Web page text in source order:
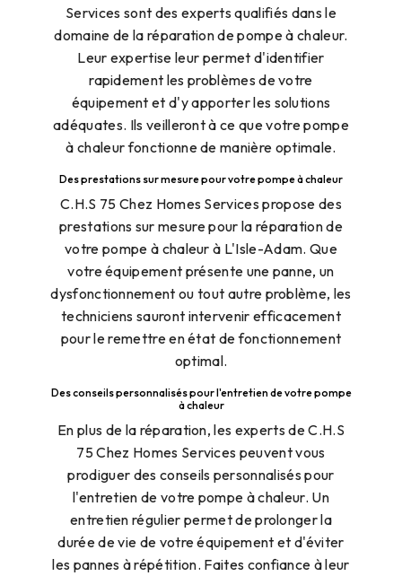
Services sont des experts qualifiés dans le
domaine de la réparation de pompe à chaleur.
Leur expertise leur permet d'identifier
rapidement les problèmes de votre
équipement et d'y apporter les solutions
adéquates. Ils veilleront à ce que votre pompe
à chaleur fonctionne de manière optimale.
Des prestations sur mesure pour votre pompe à chaleur
C.H.S 75 Chez Homes Services propose des
prestations sur mesure pour la réparation de
votre pompe à chaleur à L'Isle-Adam. Que
votre équipement présente une panne, un
dysfonctionnement ou tout autre problème, les
techniciens sauront intervenir efficacement
pour le remettre en état de fonctionnement
optimal.
Des conseils personnalisés pour l'entretien de votre pompe
à chaleur
En plus de la réparation, les experts de C.H.S
75 Chez Homes Services peuvent vous
prodiguer des conseils personnalisés pour
l'entretien de votre pompe à chaleur. Un
entretien régulier permet de prolonger la
durée de vie de votre équipement et d'éviter
les pannes à répétition. Faites confiance à leur